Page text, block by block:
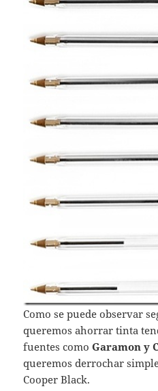
Como se puede observar
queremos ahorrar tinta
fuentes comoGaramon y
queremos derrochar
Cooper Black.